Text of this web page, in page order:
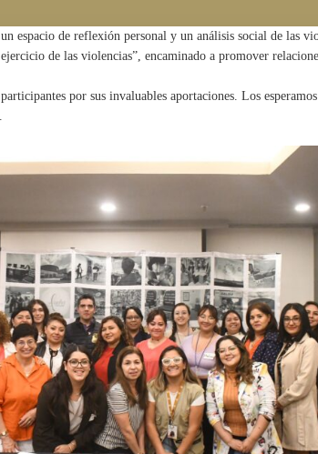
espacio de reflexión personal y un análisis social de las
ejercicio de las violencias”, encaminado a promover
por sus invaluables aportaciones. Los